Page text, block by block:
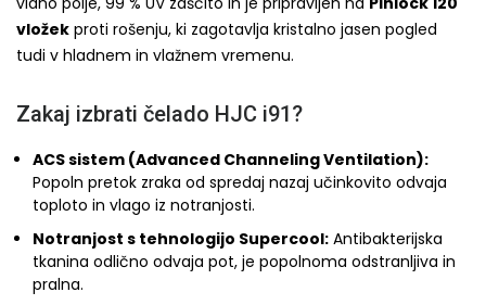
vložek proti rošenju, ki zagotavlja kristalno jasen pogled
tudi v hladnem in vlažnem vremenu.
Zakaj izbrati čelado HJC i91?
ACS sistem (Advanced Channeling Ventilation):
Popoln pretok zraka od spredaj nazaj učinkovito odvaja
toploto in vlago iz notranjosti.
Notranjost s tehnologijo Supercool: Antibakterijska
tkanina odlično odvaja pot, je popolnoma odstranljiva in
pralna.